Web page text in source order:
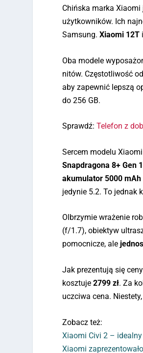
Chińska marka
użytkowników. Ich
Samsung. Xiaomi 12T
Oba modele
nitów. Częstotliwość
aby zapewnić lepszą
do 256 GB.
Sprawdź:Telefon z
Sercem modelu
Snapdragona 8+ Gen 1
akumulator 5000 mAh
jedynie 5.2. To jednak
Olbrzymie wrażenie
(f/1.7), obiektyw
pomocnicze, ale
Jak prezentują się
kosztuje2799 zł. Za
uczciwa cena.
Zobacz też:
Xiaomi Civi 2 –
Xiaomi